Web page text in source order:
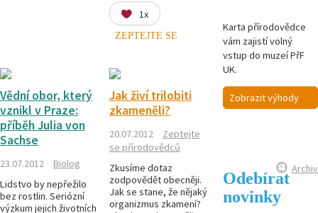
1x
ZEPTEJTE SE
Vědní obor, který
vznikl v Praze:
příběh Julia von
Sachse
23.07.2012
Biolog
Lidstvo by nepřežilo
bez rostlin. Seriózní
výzkum jejich životních
Jak živí trilobiti
zkameněli?
20.07.2012
Zeptejte
se přírodovědců
Zkusíme dotaz
zodpovědět obecněji.
Jak se stane, že nějaký
organizmus zkamení?
Karta přírodovědce
vám zajistí volný
vstup do muzeí PřF
UK.
Zobrazit výhody
Archiv
Odebírat
novinky